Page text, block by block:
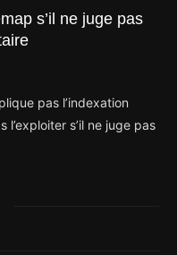
s’il ne juge pas
pas l’indexation
s’il ne juge pas